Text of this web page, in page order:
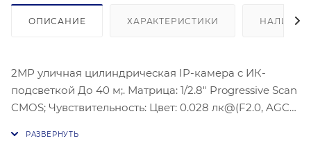
ОПИСАНИЕ ХАРАКТЕРИСТИКИ НАЛИЧИЕ
2МР уличная цилиндрическая IP-камера c ИК-
подсветкой До 40 м;. Матрица: 1/2.8" Progressive Scan
CMOS; Чувствительность: Цвет: 0.028 лк@(F2.0, AGC